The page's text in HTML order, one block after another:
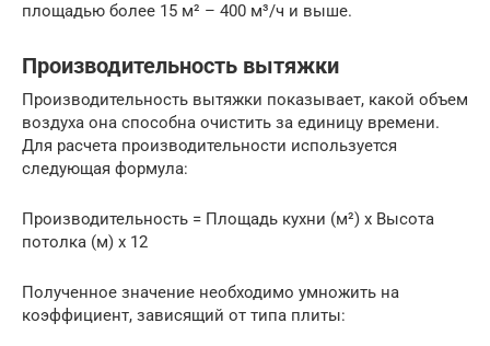
площадью более 15 м² – 400 м³/ч и выше.
Производительность вытяжки
Производительность вытяжки показывает, какой объем
воздуха она способна очистить за единицу времени.
Для расчета производительности используется
следующая формула:
Производительность = Площадь кухни (м²) x Высота
потолка (м) x 12
Полученное значение необходимо умножить на
коэффициент, зависящий от типа плиты: